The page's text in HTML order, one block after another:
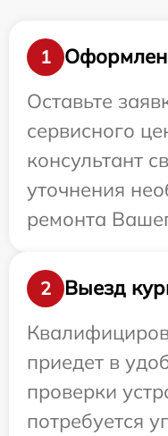
1
Оставьте
сервисного
консультант
уточнения
ремонта
2
Выезд
приедет в
проверки
потребуется